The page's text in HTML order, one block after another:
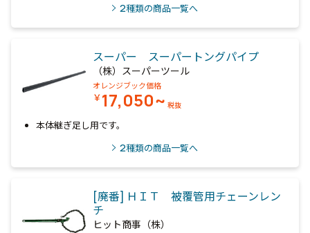
2種類の商品一覧へ
スーパー スーパートングパイプ
（株）スーパーツール
オレンジブック価格
￥17,050~ 税抜
本体継ぎ足し用です。
2種類の商品一覧へ
[廃番] ＨＩＴ 被覆管用チェーンレン
チ
ヒット商事（株）